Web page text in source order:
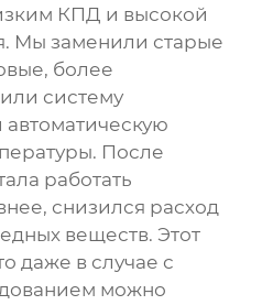
КПД и высокой
Мы заменили старые
более
систему
После
работать
снизился расход
веществ. Этот
даже в случае с
можно